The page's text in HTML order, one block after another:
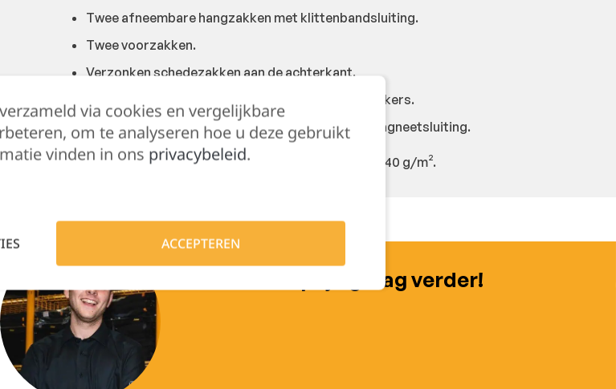
Twee afneembare hangzakken met klittenbandsluiting.
Twee voorzakken.
Verzonken schedezakken aan de achterkant.
Rechterbeen met zak voor duimstok en pennenkokers.
Beenzak met externe schuine telefoonzak met magneetsluiting.
Materiaal en gewicht: 65% polyester, 35% katoen. 240 g/m².
Hulp nodig?
Lennert helpt je graag verder!
via cookies en vergelijkbare
om te analyseren hoe u deze gebruikt
vinden in ons privacybeleid.
ACCEPTEREN